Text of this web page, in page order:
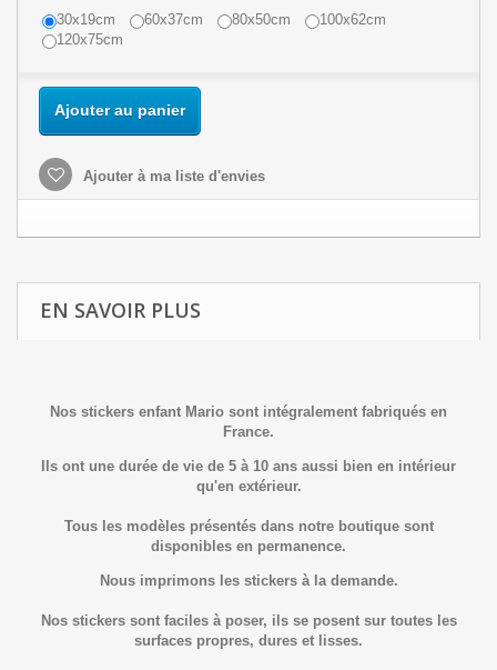
30x19cm
60x37cm 80x50cm
100x62cm
120x75cm
Ajouter au panier
Ajouter à ma liste d'envies
EN SAVOIR PLUS
Nos stickers enfant Mario sont intégralement fabriqués en
France.
Ils ont une durée de vie de 5 à 10 ans aussi bien en intérieur
qu'en extérieur.
Tous les modèles présentés dans notre boutique sont
disponibles en permanence.
Nous imprimons les stickers à la demande.
Nos stickers sont faciles à poser, ils se posent sur toutes les
surfaces propres, dures et lisses.